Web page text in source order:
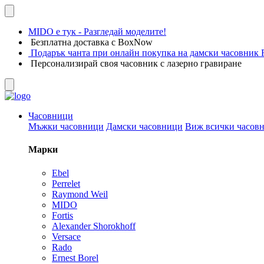
MIDO е тук - Разгледай моделите!
Безплатна доставка с BoxNow
Подарък чанта при онлайн покупка на дамски часовник
Персонализирай своя часовник с лазерно гравиране
Часовници
Мъжки часовници Дамски часовници Виж всички
Марки
Ebel
Perrelet
Raymond Weil
MIDO
Fortis
Alexander Shorokhoff
Versace
Rado
Ernest Borel